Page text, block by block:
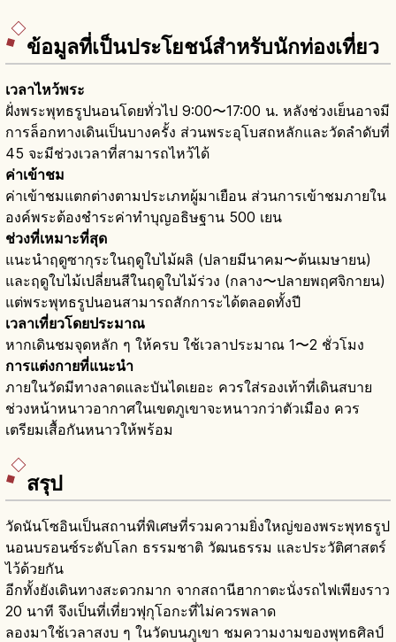
ข้อมูลที่เป็นประโยชน์สำหรับนักท่องเที่ยว
เวลาไหว้พระ
ฝั่งพระพุทธรูปนอนโดยทั่วไป 9:00〜17:00 น. หลังช่วงเย็นอาจมี
การล็อกทางเดินเป็นบางครั้ง ส่วนพระอุโบสถหลักและวัดลำดับที่
45 จะมีช่วงเวลาที่สามารถไหว้ได้
ค่าเข้าชม
ค่าเข้าชมแตกต่างตามประเภทผู้มาเยือน ส่วนการเข้าชมภายใน
องค์พระต้องชำระค่าทำบุญอธิษฐาน 500 เยน
ช่วงที่เหมาะที่สุด
แนะนำฤดูซากุระในฤดูใบไม้ผลิ (ปลายมีนาคม〜ต้นเมษายน)
และฤดูใบไม้เปลี่ยนสีในฤดูใบไม้ร่วง (กลาง〜ปลายพฤศจิกายน)
แต่พระพุทธรูปนอนสามารถสักการะได้ตลอดทั้งปี
เวลาเที่ยวโดยประมาณ
หากเดินชมจุดหลัก ๆ ให้ครบ ใช้เวลาประมาณ 1〜2 ชั่วโมง
การแต่งกายที่แนะนำ
ภายในวัดมีทางลาดและบันไดเยอะ ควรใส่รองเท้าที่เดินสบาย
ช่วงหน้าหนาวอากาศในเขตภูเขาจะหนาวกว่าตัวเมือง ควร
เตรียมเสื้อกันหนาวให้พร้อม
สรุป
วัดนันโซอินเป็นสถานที่พิเศษที่รวมความยิ่งใหญ่ของพระพุทธรูป
นอนบรอนซ์ระดับโลก ธรรมชาติ วัฒนธรรม และประวัติศาสตร์
ไว้ด้วยกัน
อีกทั้งยังเดินทางสะดวกมาก จากสถานีฮากาตะนั่งรถไฟเพียงราว
20 นาที จึงเป็นที่เที่ยวฟุกุโอกะที่ไม่ควรพลาด
ลองมาใช้เวลาสงบ ๆ ในวัดบนภูเขา ชมความงามของพุทธศิลป์